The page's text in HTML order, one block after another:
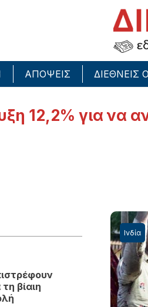
ΑΠΟΨΕΙΣ ΔΙΕΘΝΕΙΣ
12,2% για να
βίαιη
Ινδία